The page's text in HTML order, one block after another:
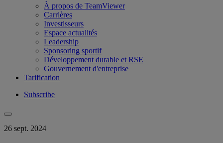
À propos de TeamViewer
Carrières
Investisseurs
Espace actualités
Leadership
Sponsoring sportif
Développement durable et RSE
Gouvernement d'entreprise
Tarification
Subscribe
26 sept. 2024